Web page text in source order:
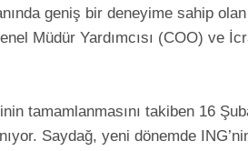
geniş bir deneyime sahip
Müdür Yardımcısı (COO) ve
tamamlanmasını takiben 16
Saydağ, yeni dönemde